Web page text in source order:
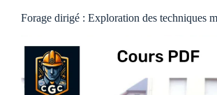
Forage dirigé : Exploration des techniques